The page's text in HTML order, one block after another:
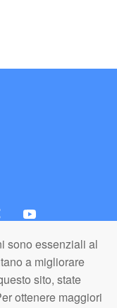
sono essenziali al
a migliorare
sito, state
ottenere maggiori
(APS)